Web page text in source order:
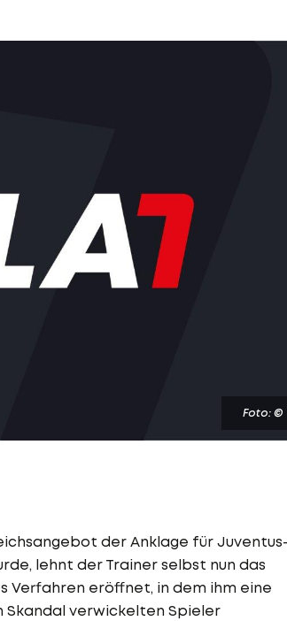
Foto: ©
der Anklage für Juventus-
lehnt der Trainer selbst nun das
Verfahren eröffnet, in dem ihm eine
Skandal verwickelten Spieler